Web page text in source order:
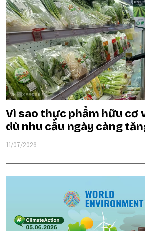
Vì sao thực phẩm hữu cơ
dù nhu cầu ngày càng
11/07/2026